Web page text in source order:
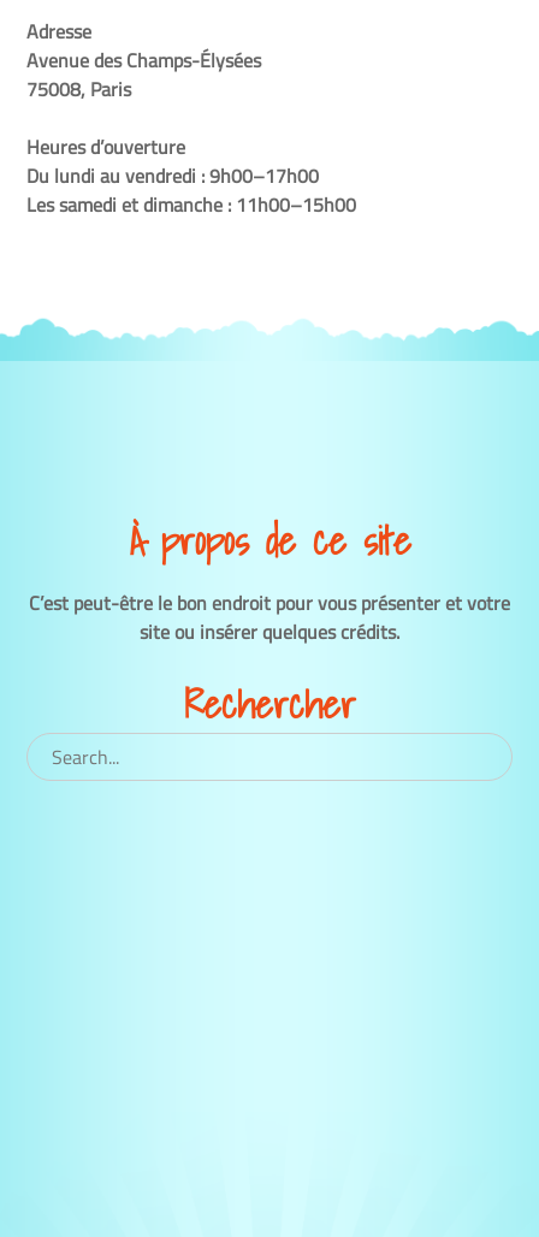
Adresse
Avenue des Champs-Élysées
75008, Paris
Heures d’ouverture
Du lundi au vendredi : 9h00–17h00
Les samedi et dimanche : 11h00–15h00
À propos de ce site
C’est peut-être le bon endroit pour vous présenter et votre
site ou insérer quelques crédits.
Rechercher